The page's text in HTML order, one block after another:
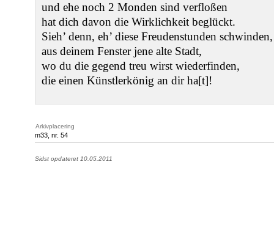
und ehe noch 2 Monden sind verfloßen
hat dich davon die Wirklichkeit beglückt.
Sieh’ denn, eh’ diese Freudenstunden schwinden,
aus deinem Fenster jene alte Stadt,
wo du die gegend treu wirst wiederfinden,
die einen Künstlerkönig an dir ha[t]!
Arkivplacering
m33, nr. 54
Sidst opdateret 10.05.2011